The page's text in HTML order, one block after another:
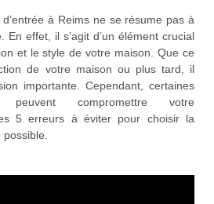
à Reims ne se résume pas à
En effet, il s’agit d’un élément crucial
et le style de votre maison. Que ce
de votre maison ou plus tard, il
importante. Cependant, certaines
peuvent compromettre votre
5 erreurs à éviter pour choisir la